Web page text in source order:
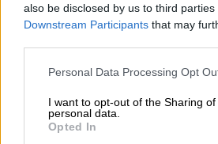
also be disclosed by us to third parties
Downstream Participants that may
Please note that this website/app
not limited to your visit or usage
grant or deny consent to Google and
use your data for below specified
Personal Data Processing Opt
I want to opt-out of the Sharing of
personal data.
Opted In
ΔΙΑΒΑΣΤΕ ΕΠΙΣΗΣ
Ελλάδα|20.05.2026 13:12
Συνελήφθη οδηγός
Μοναστηράκι-Πειραιά